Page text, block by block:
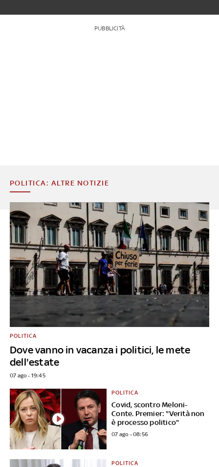
PUBBLICITÀ
POLITICA: ALTRE NOTIZIE
Dove vanno in vacanza i politici, le mete
dell'estate
POLITICA
07 ago - 19:45
Covid, scontro Meloni-
Conte. Premier: "Verità non
è processo politico"
POLITICA
07 ago - 08:56
POLITICA